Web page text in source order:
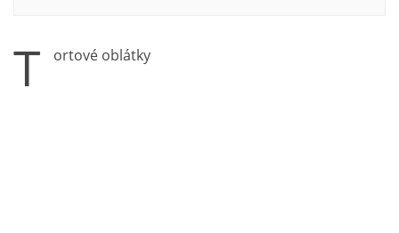
T ortové oblátky